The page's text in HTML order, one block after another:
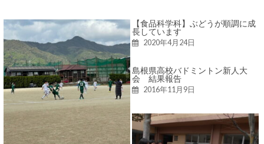
【食品科学科】ぶどうが順調に成
長しています
2020年4月24日
島根県高校バドミントン新人大
会 結果報告
2016年11月9日